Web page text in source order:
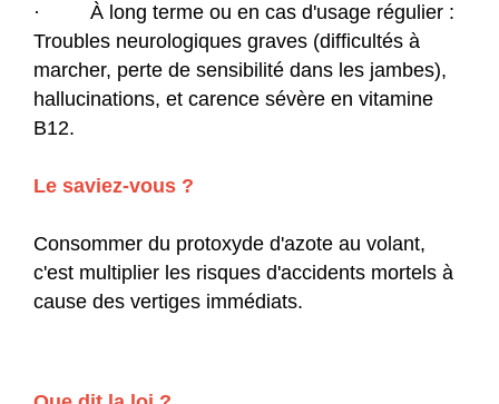
· À long terme ou en cas d'usage régulier :
Troubles neurologiques graves (difficultés à
marcher, perte de sensibilité dans les jambes),
hallucinations, et carence sévère en vitamine
B12.
Le saviez-vous ?
Consommer du protoxyde d'azote au volant,
c'est multiplier les risques d'accidents mortels à
cause des vertiges immédiats.